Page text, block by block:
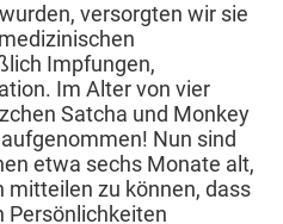
versorgten wir sie
Impfungen,
Im Alter von vier
Satcha und Monkey
Nun sind
etwa sechs Monate alt,
mitteilen zu können, dass
Persönlichkeiten